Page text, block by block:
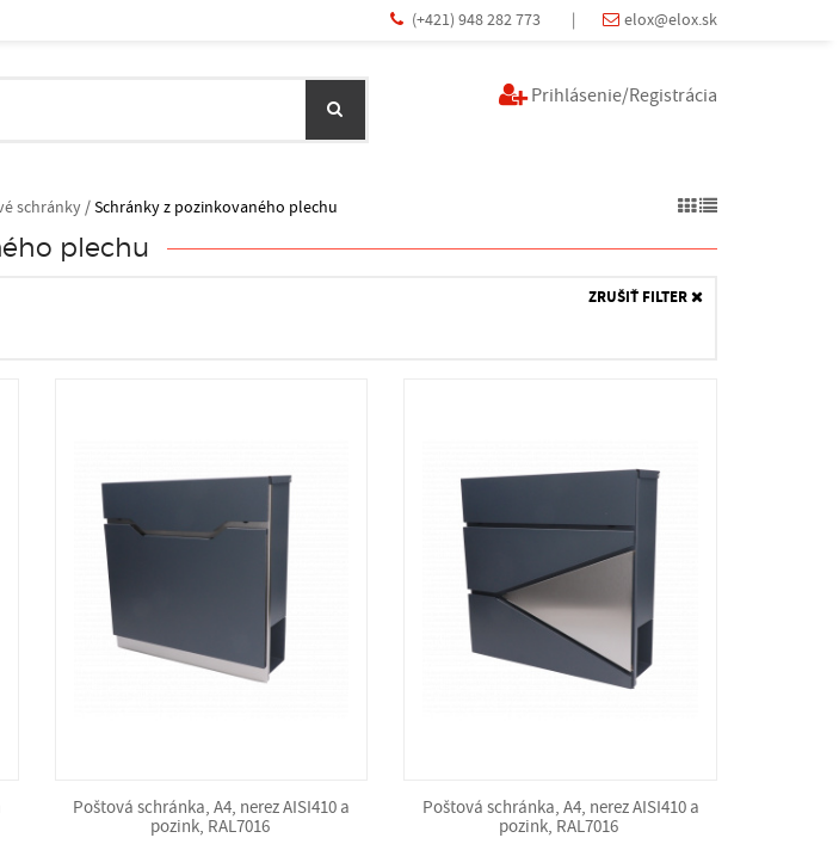
(+421) 948 282 773 | elox@elox.sk
Prihlásenie/Registrácia
schránky /Schránky z pozinkovaného plechu
plechu
ZRUŠIŤ FILTER
Poštová schránka, A4, nerez AISI410 a
pozink, RAL7016
Poštová schránka, A4, nerez AISI410 a
pozink, RAL7016